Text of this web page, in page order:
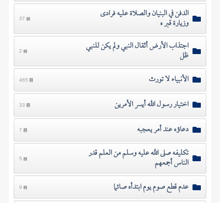
الدفن في البنيان والصلاة عليه فرادى
وزيارة قبر ه 37
اجتذاب الأرض أثقال النبي ولم يكن للنبي
ظل 2
الأنبياء لا تورث 465
اختيار رسول الله أيسر الأمرين 33
دعاؤه عند أمر يعجبه 7
تكليفه صلى الله عليه وسلم من العلم قدر
الناس أجمعهم 5
عدم قطع صوم يوم ابتدأه صائما 9